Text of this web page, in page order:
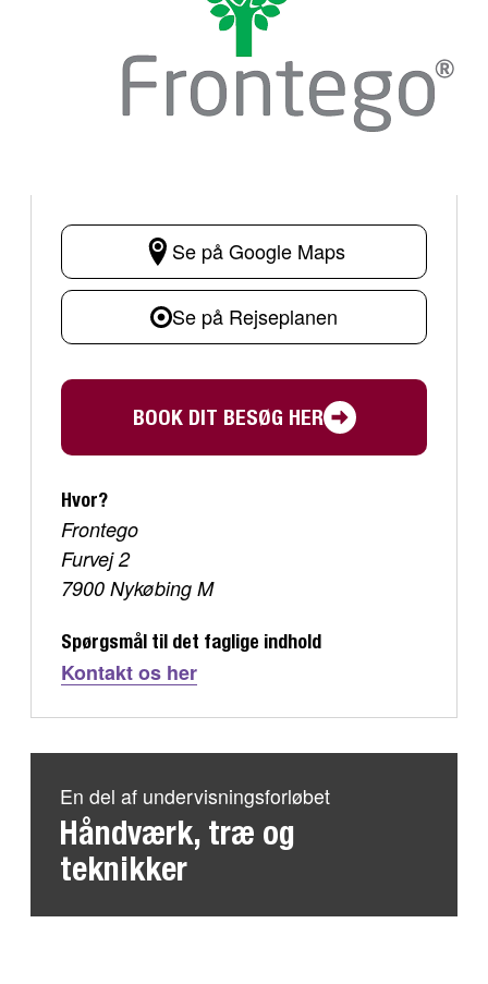
Se på Google Maps
Se på Rejseplanen
BOOK DIT BESØG HER
Hvor?
Frontego
Furvej 2
7900 Nykøbing M
Spørgsmål til det faglige indhold
Kontakt os her
En del af undervisningsforløbet
Håndværk, træ og
teknikker